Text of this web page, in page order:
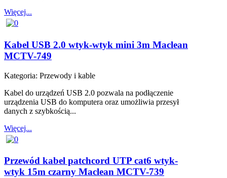
Więcej...
Kabel USB 2.0 wtyk-wtyk mini 3m Maclean
MCTV-749
Kategoria: Przewody i kable
Kabel do urządzeń USB 2.0 pozwala na podłączenie
urządzenia USB do komputera oraz umożliwia przesył
danych z szybkością...
Więcej...
Przewód kabel patchcord UTP cat6 wtyk-
wtyk 15m czarny Maclean MCTV-739